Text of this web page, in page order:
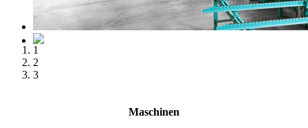
1
2
3
Maschinen